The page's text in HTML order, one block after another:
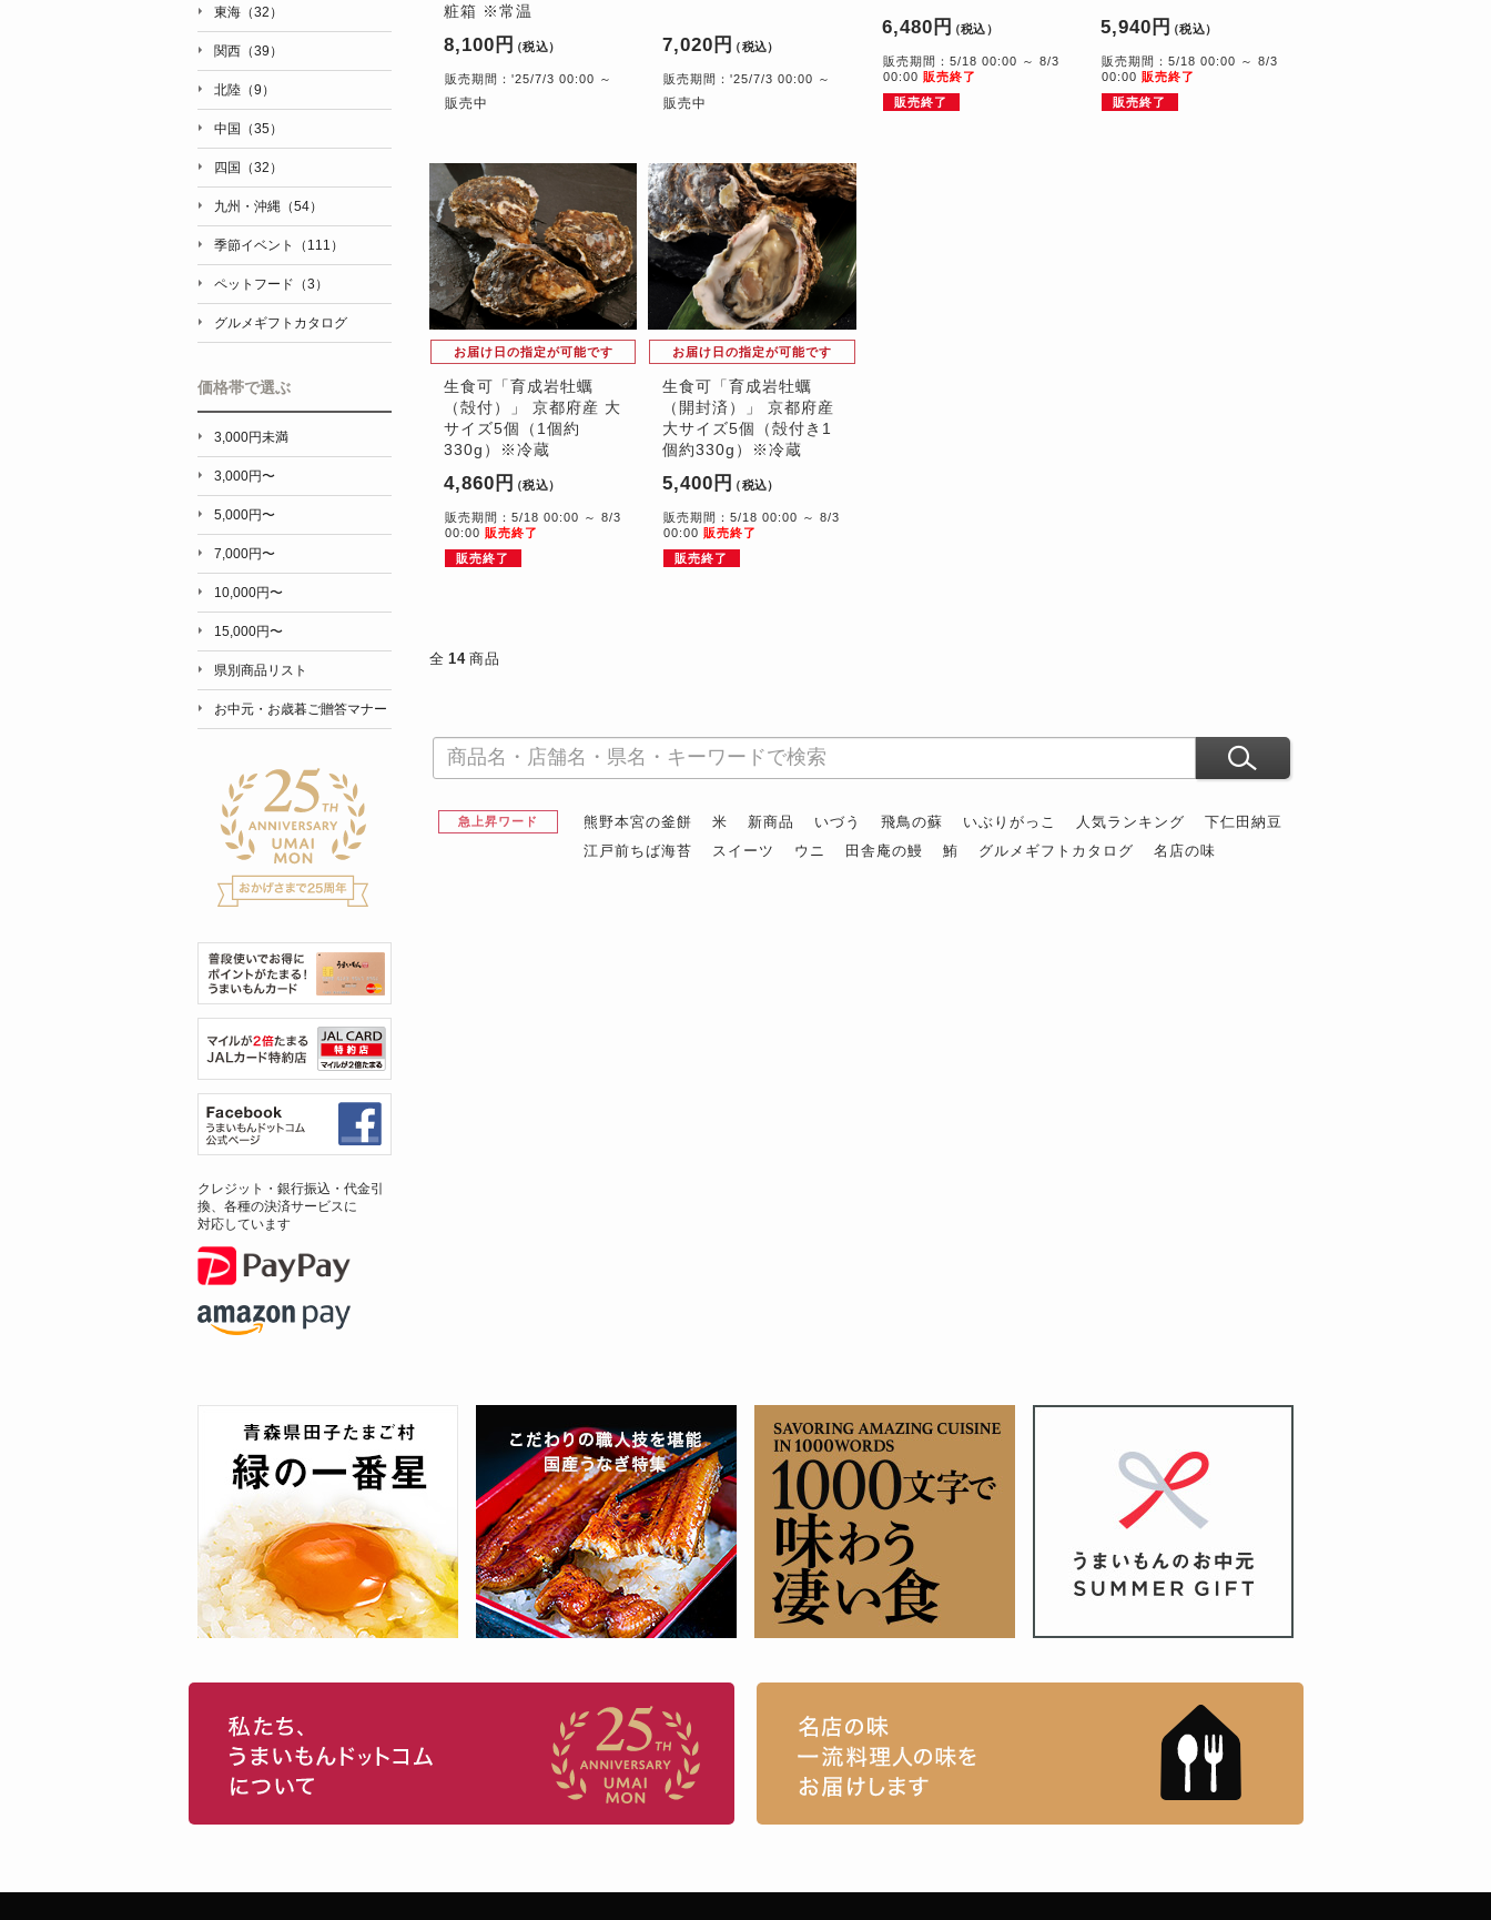
粧箱 ※常温
8,100円（税込）
販売期間：'25/7/3 00:00 ～
販売中
7,020円 （税込）
販売期間：'25/7/3 00:00 ～
販売中
6,480円（税込）
販売期間：5/18 00:00 ～ 8/3
00:00 販売終了
販売終了
5,940円 （税込）
販売期間：5/18 00:00 ～ 8/3
00:00 販売終了
販売終了
お届け日の指定が可能です
生食可「育成岩牡蠣
（殻付）」 京都府産 大
サイズ5個（1個約
330g）※冷蔵
4,860円（税込）
販売期間：5/18 00:00 ～ 8/3
00:00 販売終了
販売終了
お届け日の指定が可能です
生食可「育成岩牡蠣
（開封済）」 京都府産
大サイズ5個（殻付き1
個約330g）※冷蔵
5,400円 （税込）
販売期間：5/18 00:00 ～ 8/3
00:00 販売終了
販売終了
全 14 商品
急上昇ワード 熊野本宮の釜餅 米 新商品 いづう 飛鳥の蘇 いぶりがっこ 人気ランキング
下仁田納豆
江戸前ちば海苔
スイーツ ウニ 田舎庵の鰻 鮪 グルメギフトカタログ 名店の味
東海（32）
関西（39）
北陸（9）
中国（35）
四国（32）
九州・沖縄（54）
季節イベント（111）
ペットフード（3）
グルメギフトカタログ
価格帯で選ぶ
3,000円未満
3,000円〜
5,000円〜
7,000円〜
10,000円〜
15,000円〜
県別商品リスト
お中元・お歳暮ご贈答マナー
クレジット・銀行振込・代金引
換、各種の決済サービスに
対応しています